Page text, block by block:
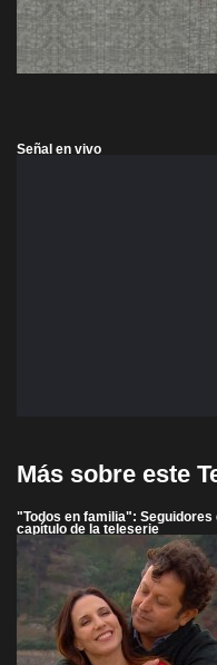
Señal en vivo
Más sobre este
"Todos en familia":
capítulo de la teleserie